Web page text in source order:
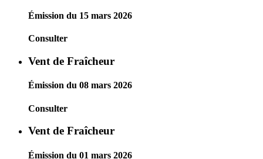
Émission du 15 mars 2026
Consulter
Vent de Fraîcheur
Émission du 08 mars 2026
Consulter
Vent de Fraîcheur
Émission du 01 mars 2026